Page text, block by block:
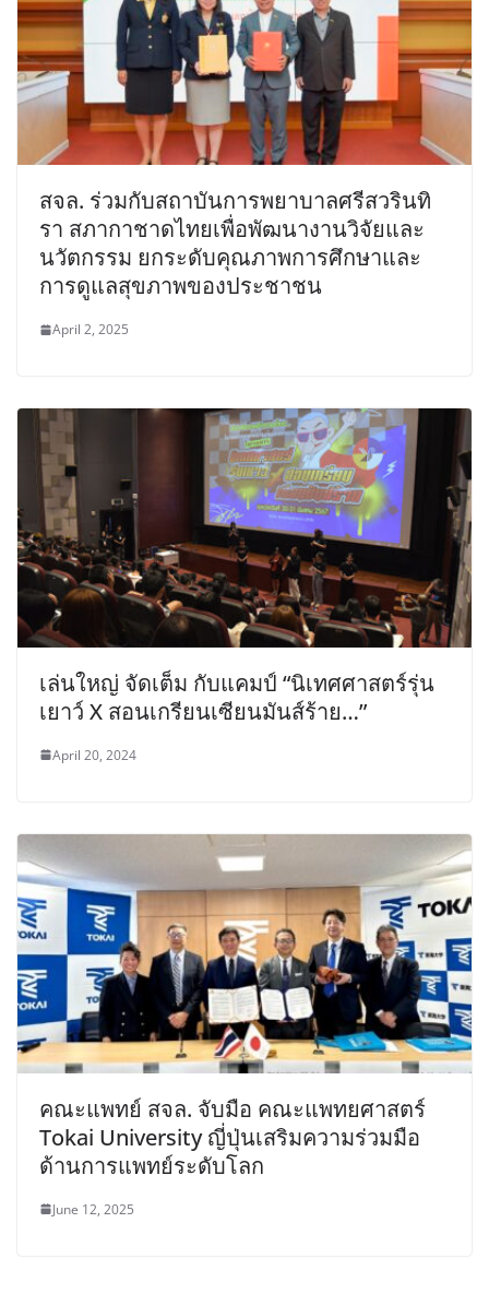
สจล. ร่วมกับสถาบันการพยาบาลศรีสวรินทิ
รา สภากาชาดไทยเพื่อพัฒนางานวิจัยและ
นวัตกรรม ยกระดับคุณภาพการศึกษาและ
การดูแลสุขภาพของประชาชน
April 2, 2025
เล่นใหญ่ จัดเต็ม กับแคมป์ “นิเทศศาสตร์รุ่น
เยาว์ X สอนเกรียนเซียนมันส์ร้าย…”
April 20, 2024
คณะแพทย์ สจล. จับมือ คณะแพทยศาสตร์
Tokai University ญี่ปุ่นเสริมความร่วมมือ
ด้านการแพทย์ระดับโลก
June 12, 2025